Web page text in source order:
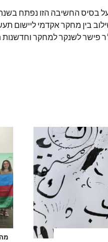
על בסיס החשיבה הזו נפתח
בין מחקר אקדמי ליישום
פישר לשנקר למחקר